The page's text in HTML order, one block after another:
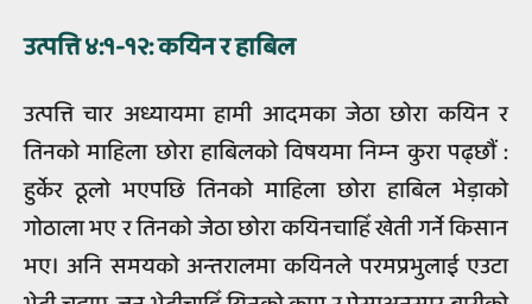
उत्पत्ति ४:१-१२: कयिन र हाबिल
उत्पत्ति चार अध्यायमा हामी आदमका जेठा छोरा कयिन र
तिनको माहिला छोरा हाबिलको विषयमा निम्‍न कुरा पढ्छौं :
हुर्केर ठूलो भएपछि तिनको माहिला छोरा हाबिल भेड़ाको
गोठाला भए र तिनको जेठा छोरा कयिनचाहिँ खेती गर्ने किसान
भए। अनि समयको अन्तरालमा कयिनले परमप्रभुलाई एउटा